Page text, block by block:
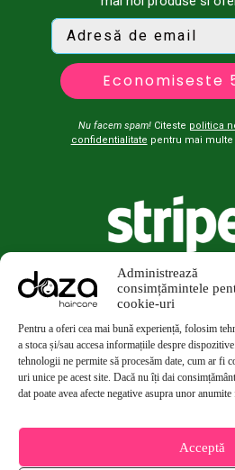
Economiseste
Nu facem spam!Citeste politica
confidentialitate pentru mai
Administrează
consimțămintele
cookie-uri
Pentru a oferi cea mai bună experiență, folosim
a stoca și/sau accesa informațiile despre
tehnologii ne permite să procesăm date, cum ar fi
uri unice pe acest site. Dacă nu îți dai
dat poate avea afecte negative asupra unor
Acceptă